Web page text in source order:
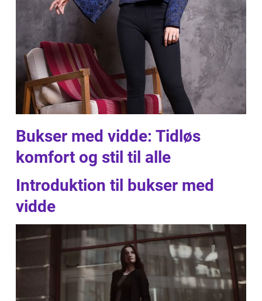
Bukser med vidde: Tidløs
komfort og stil til alle
Introduktion til bukser med
vidde